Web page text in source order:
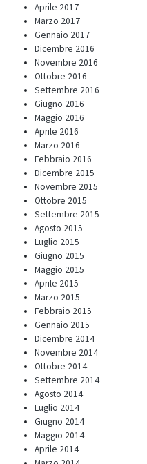
Aprile 2017
Marzo 2017
Gennaio 2017
Dicembre 2016
Novembre 2016
Ottobre 2016
Settembre 2016
Giugno 2016
Maggio 2016
Aprile 2016
Marzo 2016
Febbraio 2016
Dicembre 2015
Novembre 2015
Ottobre 2015
Settembre 2015
Agosto 2015
Luglio 2015
Giugno 2015
Maggio 2015
Aprile 2015
Marzo 2015
Febbraio 2015
Gennaio 2015
Dicembre 2014
Novembre 2014
Ottobre 2014
Settembre 2014
Agosto 2014
Luglio 2014
Giugno 2014
Maggio 2014
Aprile 2014